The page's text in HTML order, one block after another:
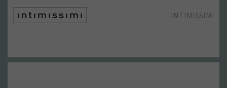
JACK&JONES
INTIMISSIMI